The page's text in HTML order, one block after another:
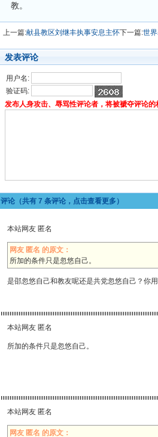
教。
上一篇:献县教区刘继丰执事安息主怀下一篇:世
发表评论
用户名:
验证码:
发布人身攻击、辱骂性评论者，将被褫夺评论的
评论（共有 7 条评论，点击查看更多）
本站网友 匿名
网友 匿名 的原文：
所加的条件只是忽悠自己。
是邵忽悠自己和教友呢还是共党忽悠自己？你
本站网友 匿名
所加的条件只是忽悠自己。
本站网友 匿名
网友 匿名 的原文：